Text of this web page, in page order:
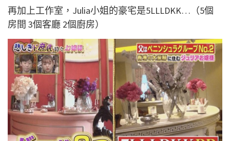
再加上工作室，Julia小姐的豪宅是5LLLDKK…（5個
房間 3個客廳 2個廚房）